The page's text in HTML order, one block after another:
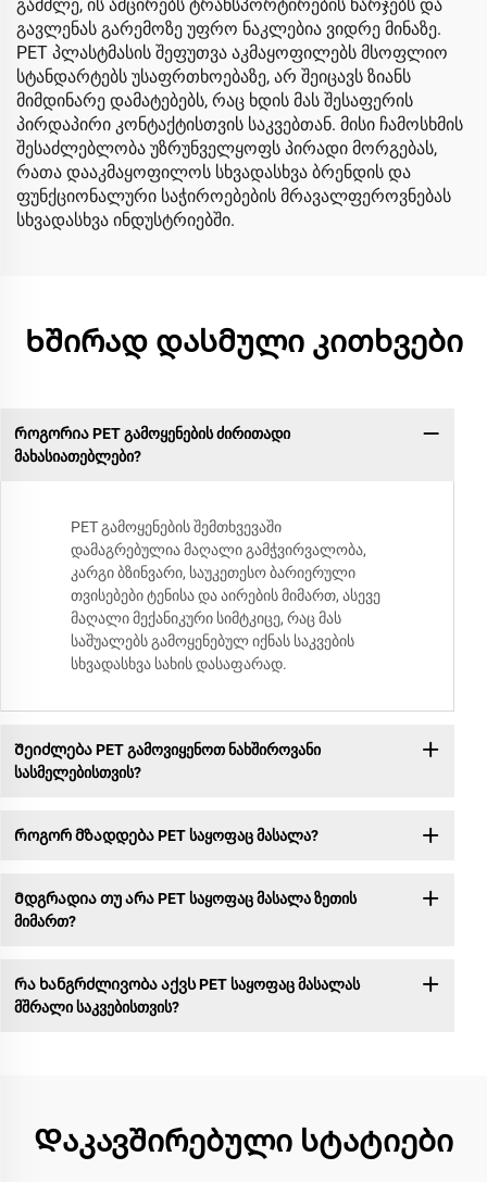
გამძლე, ის ამცირებს ტრანსპორტირების ხარჯებს და
გავლენას გარემოზე უფრო ნაკლებია ვიდრე მინაზე.
PET პლასტმასის შეფუთვა აკმაყოფილებს მსოფლიო
სტანდარტებს უსაფრთხოებაზე, არ შეიცავს ზიანს
მიმდინარე დამატებებს, რაც ხდის მას შესაფერის
პირდაპირი კონტაქტისთვის საკვებთან. მისი ჩამოსხმის
შესაძლებლობა უზრუნველყოფს პირადი მორგებას,
რათა დააკმაყოფილოს სხვადასხვა ბრენდის და
ფუნქციონალური საჭიროებების მრავალფეროვნებას
სხვადასხვა ინდუსტრიებში.
Ხშირად დასმული კითხვები
Როგორია PET გამოყენების ძირითადი
მახასიათებლები?
PET გამოყენების შემთხვევაში
დამაგრებულია მაღალი გამჭვირვალობა,
კარგი ბზინვარი, საუკეთესო ბარიერული
თვისებები ტენისა და აირების მიმართ, ასევე
მაღალი მექანიკური სიმტკიცე, რაც მას
საშუალებს გამოყენებულ იქნას საკვების
სხვადასხვა სახის დასაფარად.
Შეიძლება PET გამოვიყენოთ ნახშიროვანი
სასმელებისთვის?
Როგორ მზადდება PET საყოფაც მასალა?
Მდგრადია თუ არა PET საყოფაც მასალა ზეთის
მიმართ?
Რა ხანგრძლივობა აქვს PET საყოფაც მასალას
მშრალი საკვებისთვის?
Დაკავშირებული სტატიები